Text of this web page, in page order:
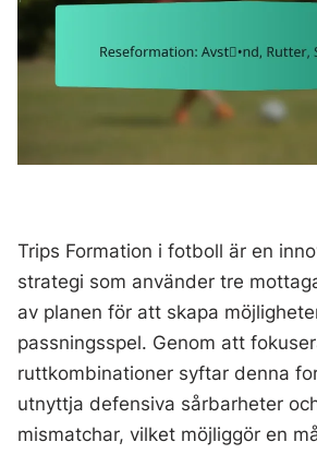
Trips Formation i fotboll är en
strategi som använder tre
av planen för att skapa
passningsspel. Genom att
ruttkombinationer syftar denna
utnyttja defensiva sårbarheter
mismatchar, vilket möjliggör en